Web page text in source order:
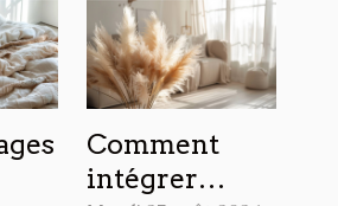
Comment
intégrer